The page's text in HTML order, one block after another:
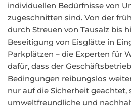
individuellen Bedürfnisse von
zugeschnitten sind. Von der
durch Streuen von Tausalz bis
Beseitigung von Eisglätte in
Parkplätzen – die Experten für
dafür, dass der
Bedingungen reibungslos
nur auf die Sicherheit geachtet,
umweltfreundliche und